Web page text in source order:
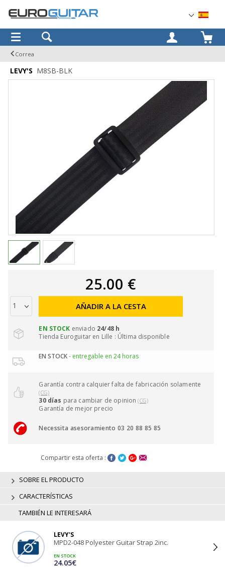
OK
Correa
LEVY'S M8SB-BLK
25.00 €
AÑADIR A LA CESTA
EN STOCK enviado 24/48 h
Tienda Euroguitar en Lille : Última disponible
EN STOCK- entregable en 24 horas
Garantía contra calquier falta de fabricación solamente
(CG)
30 días para cambiar de opinion(CG)
Garantía de mejor precio
Necessita asesoramiento 03 20 88 85 85
Compartir esta oferta :
SOBRE EL PRODUCTO
CARACTERÍSTICAS
TAMBIÉN LE INTERESARÁ
LEVY'S
MPD2-048 Polyester Guitar Strap 2inc.
EN STOCK
24.05€